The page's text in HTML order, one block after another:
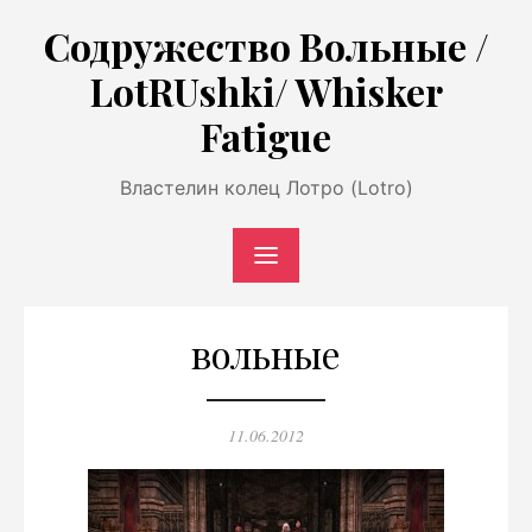
содержимому
Содружество Вольные /
LotRUshki/ Whisker
Fatigue
Властелин колец Лотро (Lotro)
вольные
Опубликовано
11.06.2012